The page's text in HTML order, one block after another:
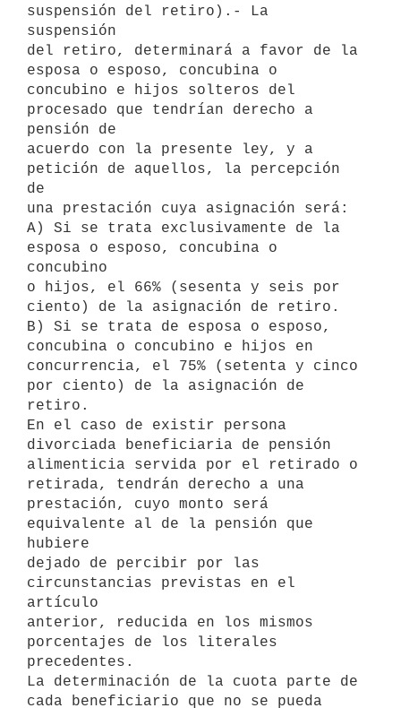
suspensión del retiro).- La
suspensión
del retiro, determinará a favor de la
esposa o esposo, concubina o
concubino e hijos solteros del
procesado que tendrían derecho a
pensión de
acuerdo con la presente ley, y a
petición de aquellos, la percepción
de
una prestación cuya asignación será:
A) Si se trata exclusivamente de la
esposa o esposo, concubina o
concubino
o hijos, el 66% (sesenta y seis por
ciento) de la asignación de retiro.
B) Si se trata de esposa o esposo,
concubina o concubino e hijos en
concurrencia, el 75% (setenta y cinco
por ciento) de la asignación de
retiro.
En el caso de existir persona
divorciada beneficiaria de pensión
alimenticia servida por el retirado o
retirada, tendrán derecho a una
prestación, cuyo monto será
equivalente al de la pensión que
hubiere
dejado de percibir por las
circunstancias previstas en el
artículo
anterior, reducida en los mismos
porcentajes de los literales
precedentes.
La determinación de la cuota parte de
cada beneficiario que no se pueda